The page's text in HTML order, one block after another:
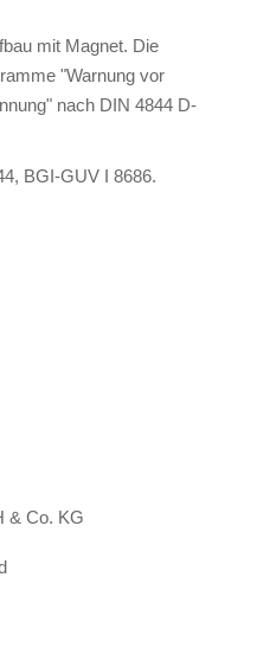
mit Magnet. Die
"Warnung vor
nach DIN 4844 D-
BGI-GUV I 8686.
& Co. KG